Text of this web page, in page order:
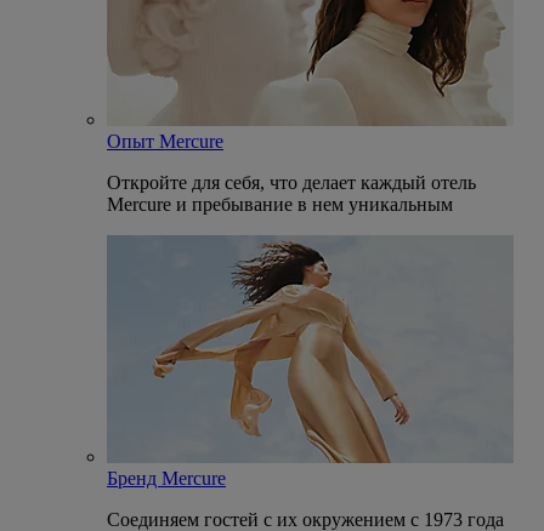
Опыт Mercure
Откройте для себя, что делает каждый отель
Mercure и пребывание в нем уникальным
Бренд Mercure
Соединяем гостей с их окружением с 1973 года